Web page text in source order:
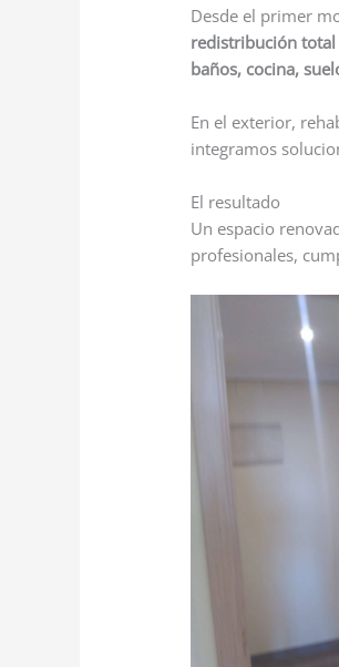
Desde el primer
redistribución
baños, cocina,
En el exterior,
integramos
El resultado
Un espacio
profesionales,